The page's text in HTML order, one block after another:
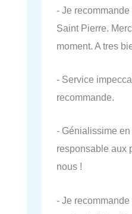
- Je
Saint Pierre.
moment. A tres
- Service
recommande.
- Génialissime
responsable aux
nous !
- Je